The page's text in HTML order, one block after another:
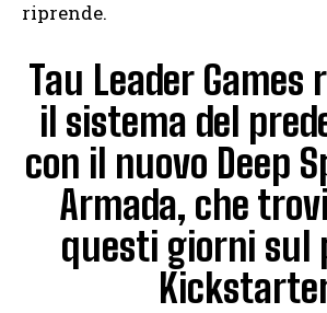
riprende.
Tau Leader Games
il sistema del
con il nuovo Deep
Armada, che
questi giorni sul